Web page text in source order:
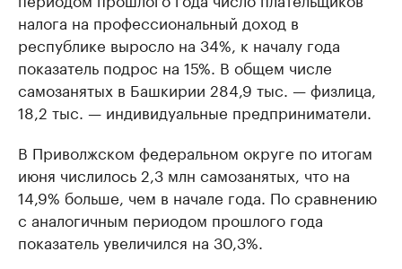
налога на профессиональный доход в
республике выросло на 34%, к началу года
показатель подрос на 15%. В общем числе
самозанятых в Башкирии 284,9 тыс. — физлица,
18,2 тыс. — индивидуальные предприниматели.
В Приволжском федеральном округе по итогам
июня числилось 2,3 млн самозанятых, что на
14,9% больше, чем в начале года. По сравнению
с аналогичным периодом прошлого года
показатель увеличился на 30,3%.